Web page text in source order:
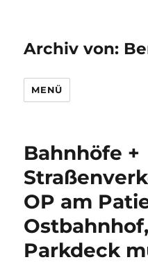
Archiv von:
MENÜ
Bahnhöfe +
OP am
Parkdeck